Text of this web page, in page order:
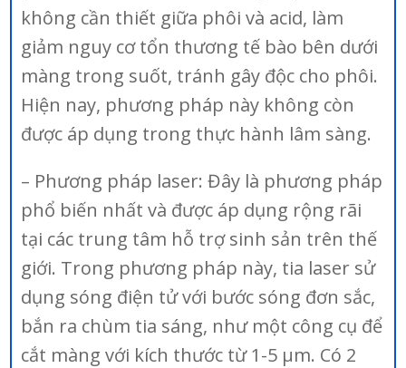
không cần thiết giữa phôi và acid, làm
giảm nguy cơ tổn thương tế bào bên dưới
màng trong suốt, tránh gây độc cho phôi.
Hiện nay, phương pháp này không còn
được áp dụng trong thực hành lâm sàng.
– Phương pháp laser: Đây là phương pháp
phổ biến nhất và được áp dụng rộng rãi
tại các trung tâm hỗ trợ sinh sản trên thế
giới. Trong phương pháp này, tia laser sử
dụng sóng điện tử với bước sóng đơn sắc,
bắn ra chùm tia sáng, như một công cụ để
cắt màng với kích thước từ 1-5 µm. Có 2